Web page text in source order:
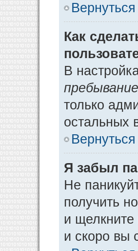
Как
В
только
остальных
Я забыл
Не
получить
и
и скоро вы